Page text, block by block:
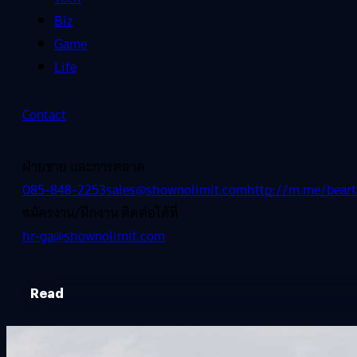
Biz
Game
Life
Contact
ฝ่ายขาย และการตลาด
085-848-2253sales@shownolimit.comhttp://m.me/
สมัครงาน/ฝึกงาน ติดต่อได้ที่
hr-ga@shownolimit.com
Read